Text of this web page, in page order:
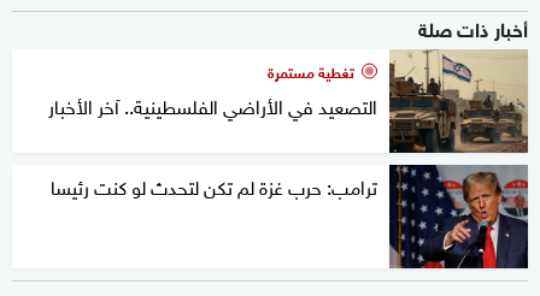
أخبار ذات صلة
تغطية مستمرة
التصعيد في الأراضي الفلسطينية.. آخر الأخبار
ترامب: حرب غزة لم تكن لتحدث لو كنت رئيسا